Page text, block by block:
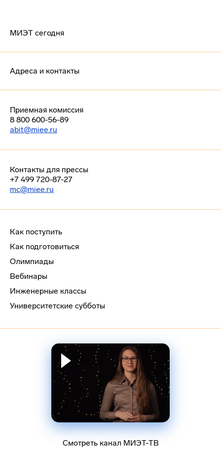
МИЭТ сегодня
Адреса и контакты
Приемная комиссия
8 800 600-56-89
abit@miee.ru
Контакты для прессы
+7 499 720-87-27
mc@miee.ru
Как поступить
Как подготовиться
Олимпиады
Вебинары
Инженерные классы
Университетские субботы
Смотреть канал МИЭТ-ТВ